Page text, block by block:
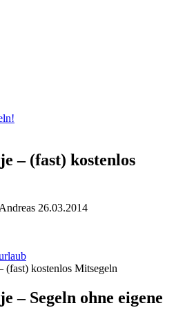
– (fast) kostenlos
26.03.2014
(fast) kostenlos Mitsegeln
– Segeln ohne eigene